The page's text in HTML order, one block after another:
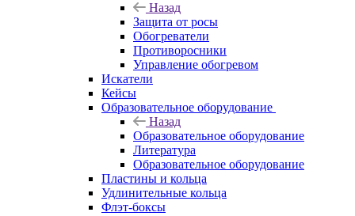
Назад
Защита от росы
Обогреватели
Противоросники
Управление обогревом
Искатели
Кейсы
Образовательное оборудование
Назад
Образовательное оборудование
Литература
Образовательное оборудование
Пластины и кольца
Удлинительные кольца
Флэт-боксы